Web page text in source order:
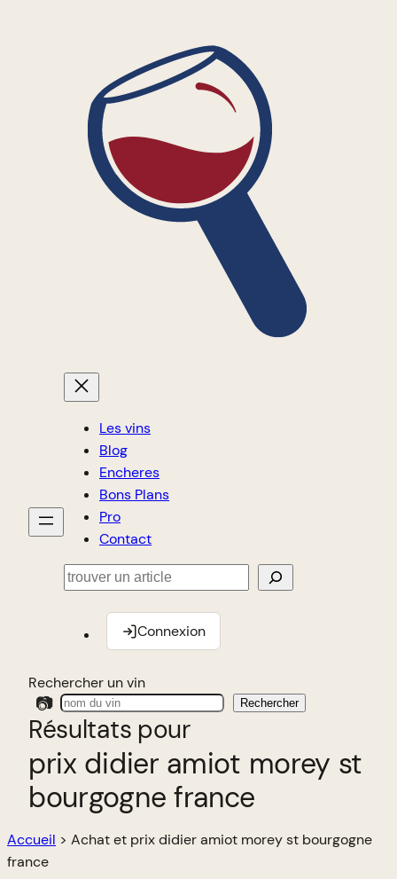
Les vins
Blog
Encheres
Bons Plans
Pro
Contact
Rechercher
Connexion
Rechercher un vin
📷 Rechercher
Résultats pour
prix didier amiot morey st
bourgogne france
Accueil > Achat et prix didier amiot morey st bourgogne
france